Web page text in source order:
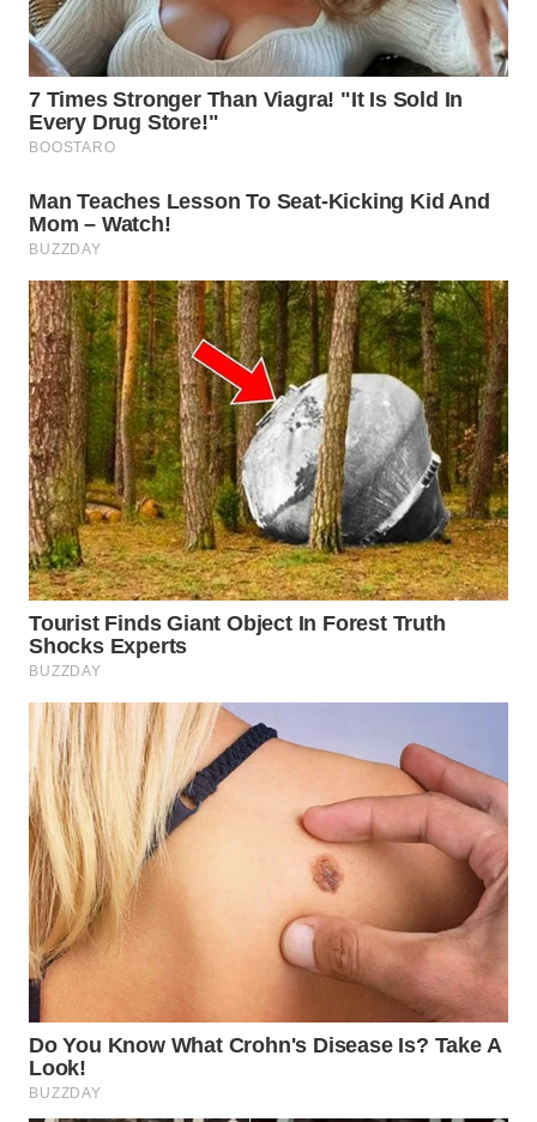
WN
BINJAI
WN
WN
WN
KUNINGAN
WN
MAJALENGKA
WN
SUBANG
WN
SUKABUMI
PURWAKARTA
WN
PRIANGAN
TIMUR
WN
SEMARANG
WN
WN
BOROBUDUR